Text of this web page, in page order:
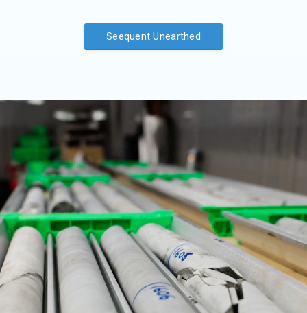
Seequent Unearthed